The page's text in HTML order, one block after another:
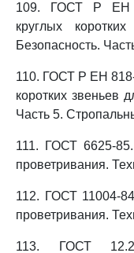
109. ГОСТ Р ЕН
круглых
Безопасность.
110. ГОСТ Р ЕН
коротких звеньев
Часть 5.
111. ГОСТ 6625-
проветривания.
112. ГОСТ 11004-
проветривания.
113. ГОСТ